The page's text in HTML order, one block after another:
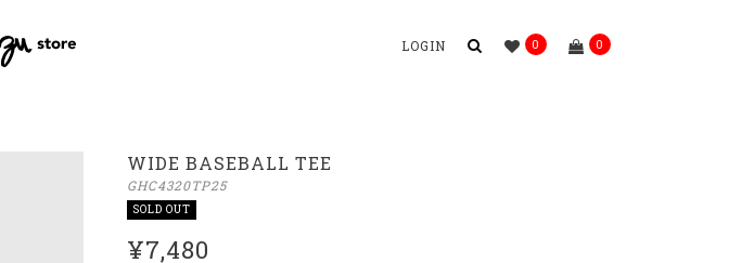
LOGIN 0 0
WIDE BASEBALL TEE
GHC4320TP25
SOLD OUT
¥7,480